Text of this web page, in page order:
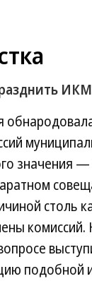
значения
столь
подобной